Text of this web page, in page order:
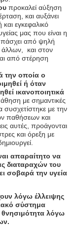
προκαλεί αύξηση
και αυξάνει
εγκεφαλικό
μας που είναι η
από ψηλή
άλλων, και στον
από στέρηση
την οποία ο
ή όταν
ικανοποιητικά
με σημαντικές
συσχετίστηκε με την
παθήσεων και
αυτές, προάγονται
και όρεξη με
απαραίτητο να
διαταραχών του
σοβαρά την υγεία
λόγω έλλειψης
σύστημα
λόγω